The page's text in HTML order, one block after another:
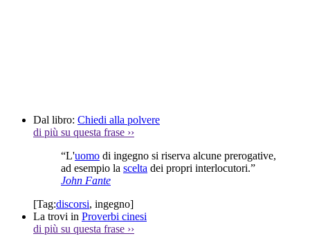
Dal libro: Chiedi alla polvere
di più su questa frase ››
“L'uomo di ingegno si riserva alcune prerogative,
ad esempio la scelta dei propri interlocutori.”
John Fante
[Tag:discorsi, ingegno]
La trovi in Proverbi cinesi
di più su questa frase ››